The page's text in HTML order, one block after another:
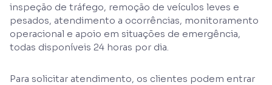
inspeção de tráfego, remoção de veículos leves e
pesados, atendimento a ocorrências, monitoramento
operacional e apoio em situações de emergência,
todas disponíveis 24 horas por dia.
Para solicitar atendimento, os clientes podem entrar